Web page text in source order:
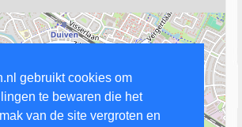
gebruikt cookies om
te bewaren die het
van de site vergroten en